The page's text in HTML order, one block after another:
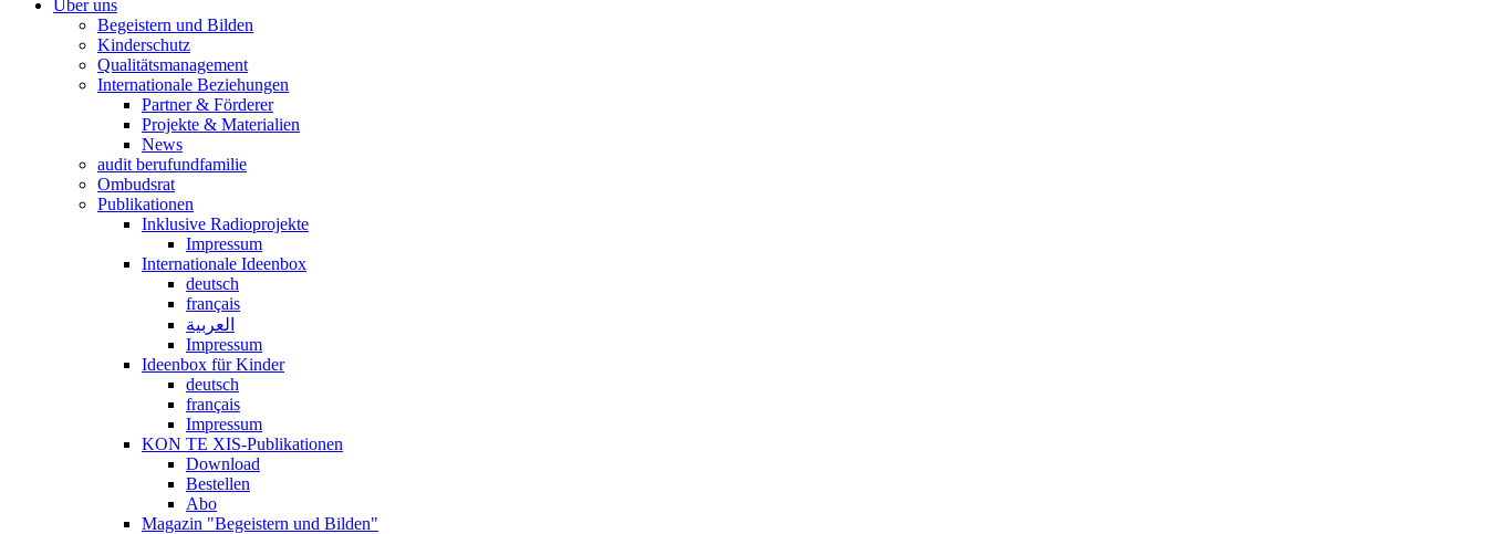
Über uns
Begeistern und Bilden
Kinderschutz
Qualitätsmanagement
Internationale Beziehungen
Partner & Förderer
Projekte & Materialien
News
audit berufundfamilie
Ombudsrat
Publikationen
Inklusive Radioprojekte
Impressum
Internationale Ideenbox
deutsch
français
العربية
Impressum
Ideenbox für Kinder
deutsch
français
Impressum
KON TE XIS-Publikationen
Download
Bestellen
Abo
Magazin "Begeistern und Bilden"